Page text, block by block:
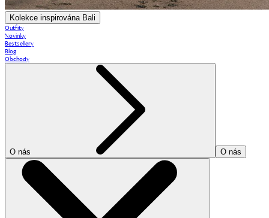
Kolekce inspirována Bali
Outfity
Novinky
Bestsellery
Blog
Obchody
O nás O nás